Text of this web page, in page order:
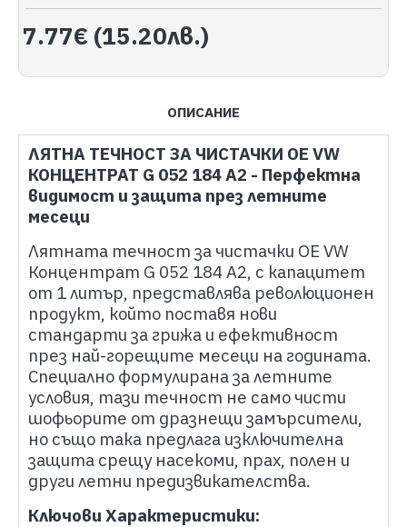
7.77€ (15.20лв.)
ОПИСАНИЕ
ЛЯТНА ТЕЧНОСТ ЗА ЧИСТАЧКИ OE VW
КОНЦЕНТРАТ G 052 184 A2 - Перфектна
видимост и защита през летните
месеци
Лятната течност за чистачки OE VW
Концентрат G 052 184 A2, с капацитет
от 1 литър, представлява революционен
продукт, който поставя нови
стандарти за грижа и ефективност
през най-горещите месеци на годината.
Специално формулирана за летните
условия, тази течност не само чисти
шофьорите от дразнещи замърсители,
но също така предлага изключителна
защита срещу насекоми, прах, полен и
други летни предизвикателства.
Ключови Характеристики: